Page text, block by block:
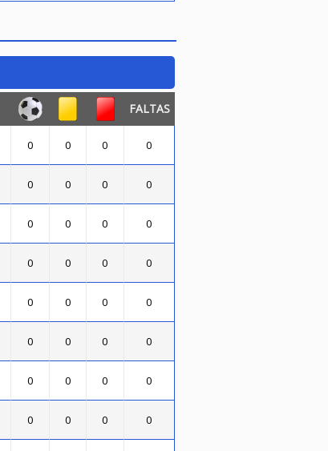
FALTAS
0 0 0 0
0 0 0 0
0 0 0 0
0 0 0 0
0 0 0 0
0 0 0 0
0 0 0 0
0 0 0 0